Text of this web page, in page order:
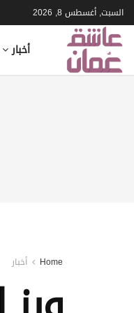
السبت, أغسطس 8, 2026
أخبار
Home أخبار